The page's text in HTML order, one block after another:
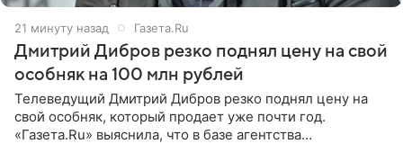
21 минуту назад Газета.Ru
Дмитрий Дибров резко поднял цену на свой
особняк на 100 млн рублей
Телеведущий Дмитрий Дибров резко поднял цену на
свой особняк, который продает уже почти год.
«Газета.Ru» выяснила, что в базе агентства